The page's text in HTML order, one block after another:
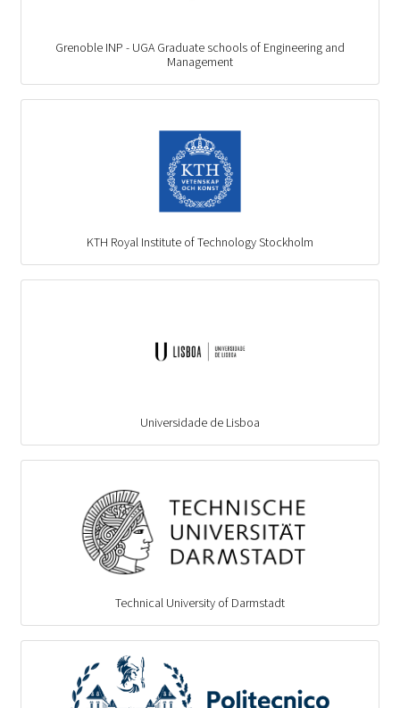
Grenoble INP - UGA Graduate schools of Engineering and
Management
KTH Royal Institute of Technology Stockholm
Universidade de Lisboa
Technical University of Darmstadt